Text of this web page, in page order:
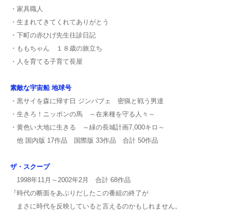
・家具職人
・生まれてきてくれてありがとう
・下町の赤ひげ先生往診日記
・ももちゃん １８歳の旅立ち
・人を育てる子育て長屋
素敵な宇宙船 地球号
・黒サイを森に帰す日 ジンバブェ 密猟と戦う男達
・生きろ！ニッポンの馬 ～在来種を守る人々～
・黄色い大地に生きる ～緑の長城計画7,000キロ～
他 国内版 17作品 国際版 33作品 合計 50作品
ザ・スクープ
1998年11月～2002年2月 合計 68作品
『時代の断面をあぶりだしたこの番組の終了が
まさに時代を反映していると言えるのかもしれません。